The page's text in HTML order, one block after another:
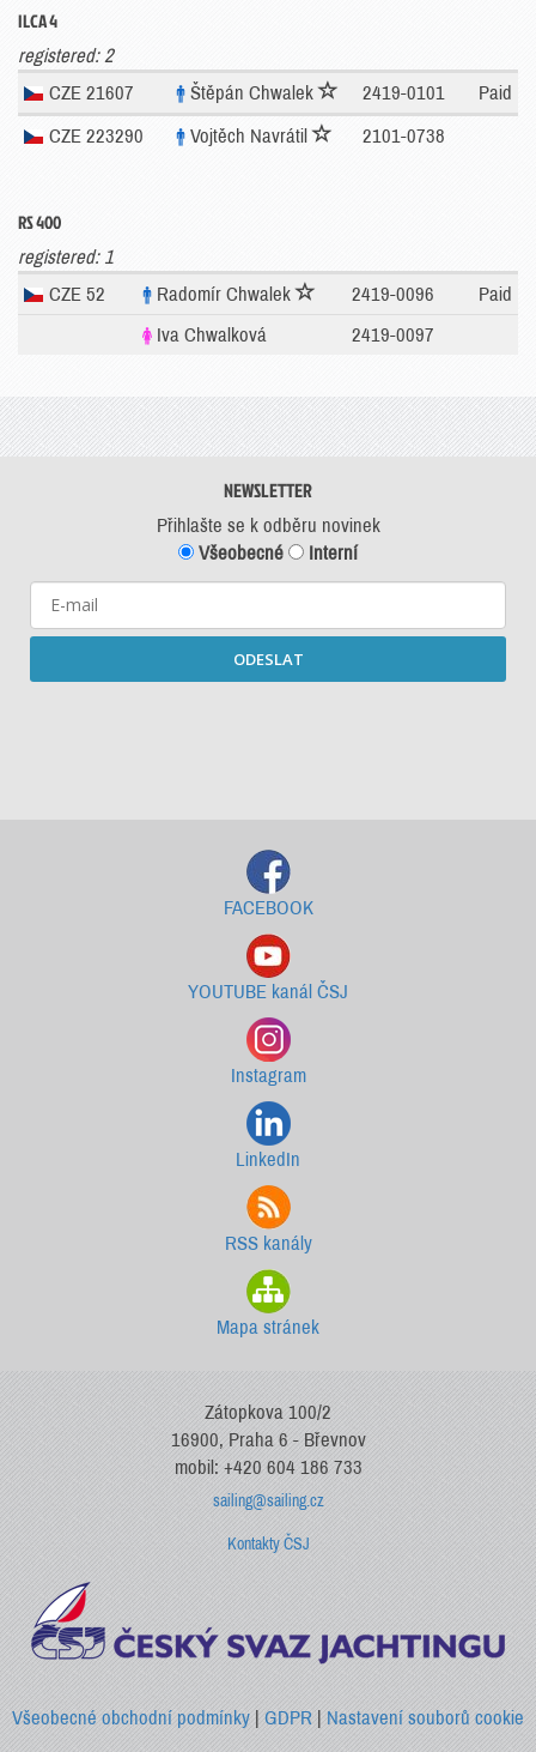
ILCA 4
registered: 2
CZE 21607
Štěpán Chwalek 2419-0101 Paid
CZE 223290 Vojtěch Navrátil 2101-0738
RS 400
registered: 1
CZE 52
Radomír Chwalek 2419-0096
Paid
Iva Chwalková
2419-0097
NEWSLETTER
Přihlašte se k odběru novinek
Všeobecné
Interní
ODESLAT
FACEBOOK
YOUTUBE kanál ČSJ
Instagram
LinkedIn
RSS kanály
Mapa stránek
Zátopkova 100/2
16900, Praha 6 - Břevnov
mobil: +420 604 186 733
sailing@sailing.cz
Kontakty ČSJ
Všeobecné obchodní podmínky| GDPR|Nastavení souborů cookie